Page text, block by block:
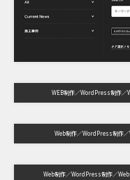
WEB制作 WordPress制作
Web制作 WordPress制作
Web制作 WordPress制作